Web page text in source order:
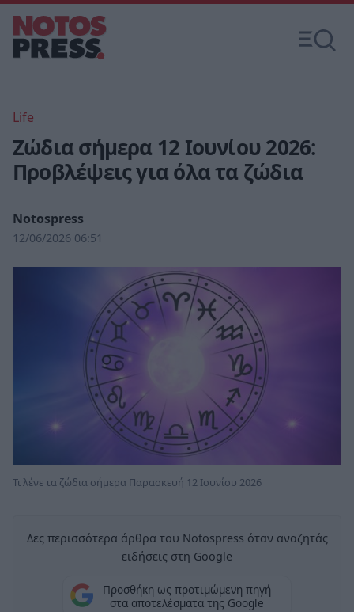
Life
Ζώδια σήμερα 12 Ιουνίου 2026:
Προβλέψεις για όλα τα ζώδια
Notospress
12/06/2026 06:51
Τι λένε τα ζώδια σήμερα Παρασκευή 12 Ιουνίου 2026
Δες περισσότερα άρθρα του Notospress όταν αναζητάς
ειδήσεις στη Google
Προσθήκη ως προτιμώμενη πηγή
στα αποτελέσματα της Google